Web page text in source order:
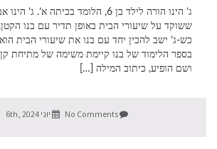
ג’ הינו הורה לילד בן 6, הלומד בכיתה
ששוקד על שיעורי הבית באופן תדיר עם בנו
כש-ג’ ישב להכין יחד עם בנו את שיעורי הבית
בספר הלימוד של בנו קיימת משימה של מתיחת קן
ושם הופיע, כיתוב המילה […]
No Comments יוני 6th, 2024